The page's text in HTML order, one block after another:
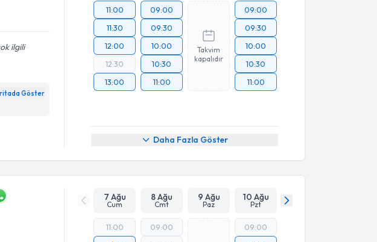
ilgili
Göster
11:00
11:30
12:00
12:30
13:00
09:00
09:30
10:00
10:30
11:00
Takvim
kapalıdır
09:00
09:30
10:00
10:30
11:00
Daha Fazla Göster
7 Ağu
Cum
8 Ağu
Cmt
9 Ağu
Paz
10 Ağu
Pzt
11:00
09:00
09:00